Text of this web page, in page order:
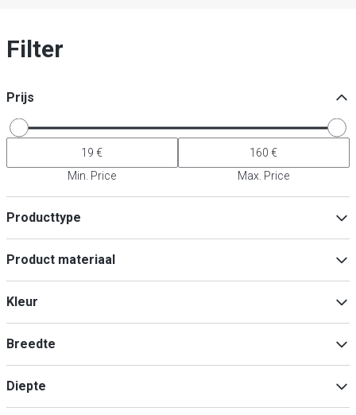
Filter
Prijs
Min. Price Max. Price
Producttype
WC-brilreiniger(3)
Product materiaal
Roestvrij staal
Kleur
Roestvrij staal
Breedte
Diepte